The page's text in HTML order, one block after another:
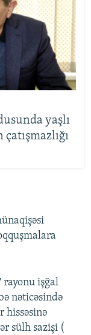
yaşlı
rayonu işğal
nəticəsində
hissəsinə
sülh sazişi (